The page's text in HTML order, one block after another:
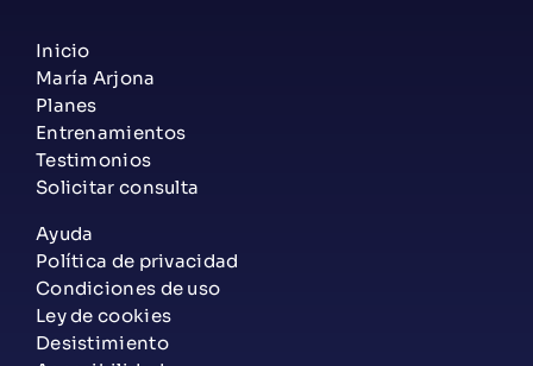
Inicio
María Arjona
Planes
Entrenamientos
Testimonios
Solicitar consulta
Ayuda
Política de privacidad
Condiciones de uso
Ley de cookies
Desistimiento